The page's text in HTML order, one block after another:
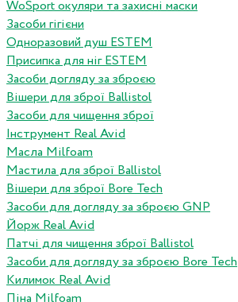
WoSport окуляри та захисні маски
Засоби гігієни
Одноразовий душ ESTEM
Присипка для ніг ESTEM
Засоби догляду за зброєю
Вішери для зброї Ballistol
Засоби для чищення зброї
Інструмент Real Avid
Масла Milfoam
Мастила для зброї Ballistol
Вішери для зброї Bore Tech
Засоби для догляду за зброєю GNP
Йорж Real Avid
Патчі для чищення зброї Ballistol
Засоби для догляду за зброєю Bore Tech
Килимок Real Avid